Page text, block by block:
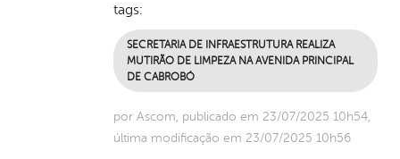
tags:
SECRETARIA DE INFRAESTRUTURA REALIZA
MUTIRÃO DE LIMPEZA NA AVENIDA PRINCIPAL
DE CABROBÓ
por Ascom, publicado em 23/07/2025 10h54,
última modificação em 23/07/2025 10h56